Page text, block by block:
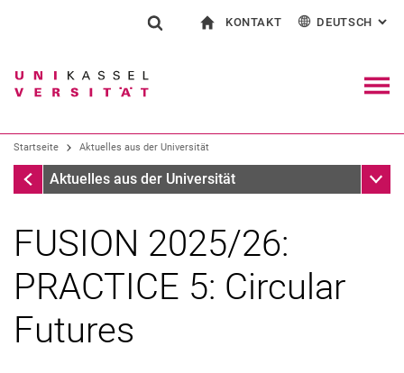
Springe direkt zu: Inhalt
Springe direkt zu: Suche
Springe direkt zu:
Suchen (öffnet externen Link in einem
KONTAKT
Kontakt für Presse und Öffentlichkeit
Einrichtungen suchen
DEUTSCH :
Startseite Aktuelles aus der Universität
Startseite
Aktuelles aus der Universität
FUSION 2025/26:
PRACTICE 5: Circular
Futures